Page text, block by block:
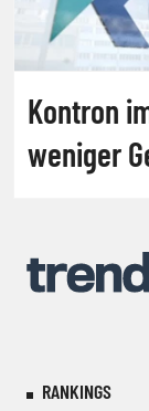
Kontron
weniger
RANKINGS